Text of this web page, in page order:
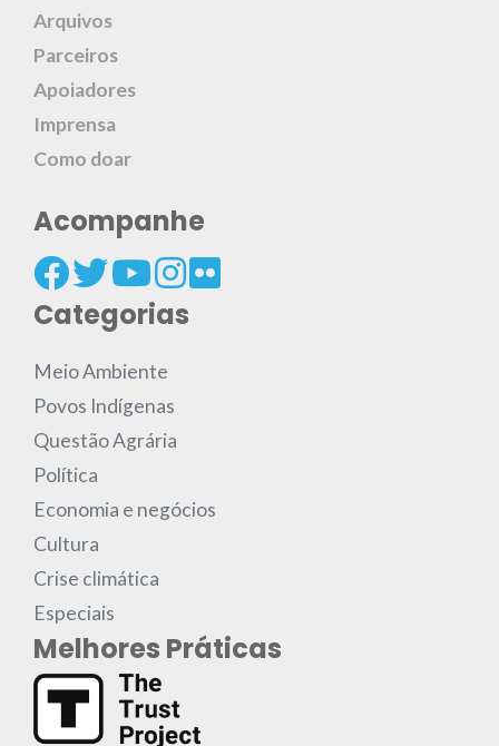
Arquivos
Parceiros
Apoiadores
Imprensa
Como doar
Acompanhe
Categorias
Meio Ambiente
Povos Indígenas
Questão Agrária
Política
Economia e negócios
Cultura
Crise climática
Especiais
Melhores Práticas